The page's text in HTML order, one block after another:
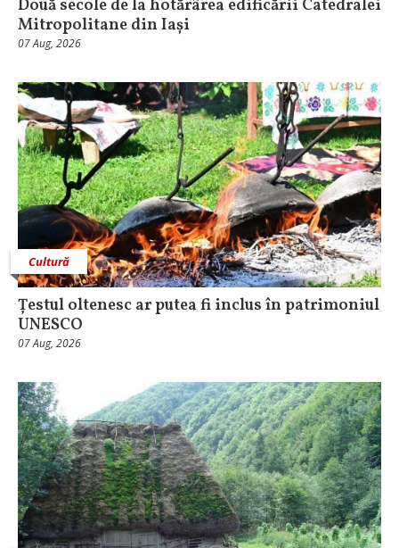
Două secole de la hotărârea edificării Catedralei
Mitropolitane din Iași
07 Aug, 2026
Cultură
Țestul oltenesc ar putea fi inclus în patrimoniul
UNESCO
07 Aug, 2026